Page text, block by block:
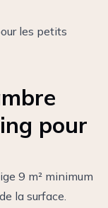
les petits
pour
9 m² minimum
la surface.